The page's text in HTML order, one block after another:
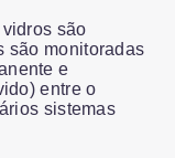
são
são monitoradas
e
entre o
sistemas